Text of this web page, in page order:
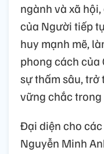
ngành và xã
của Người tiếp
huy mạnh mẽ,
phong cách của
sự thấm sâu,
vững chắc trong
Đại diện cho
Nguyễn Minh